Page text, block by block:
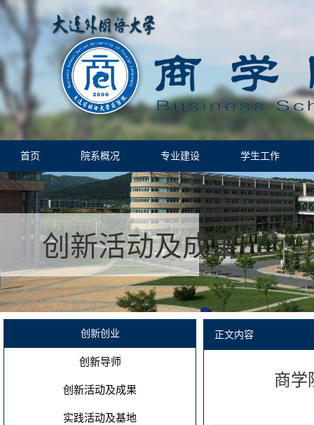
首页 院系概况 专业建设 学生工作
创新活动及成果
创新创业
创新导师
创新活动及成果
实践活动及基地
正文内容
商学